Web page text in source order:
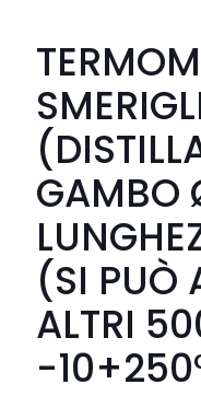
GAMBO
(SI PUÒ
ALTRI
-